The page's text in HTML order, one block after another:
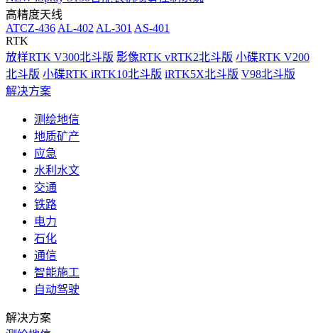
高精度天线
ATCZ-436 AL-402 AL-301 AS-401
RTK
放样RTK V300北斗版 影像RTK vRTK2北斗版 小碟RTK V200
北斗版 小碟RTK iRTK10北斗版 iRTK5X北斗版 V98北斗版
解决方案
测绘地信
地质矿产
应急
水利水文
交通
铁路
电力
石化
通信
智能施工
自动驾驶
解决方案